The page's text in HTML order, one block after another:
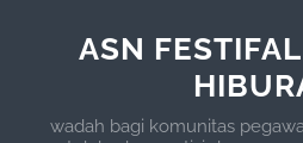
ASN
wadah bagi komunitas